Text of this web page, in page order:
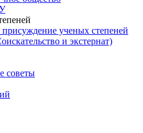
присуждение ученых степеней
и экстернат)
советы